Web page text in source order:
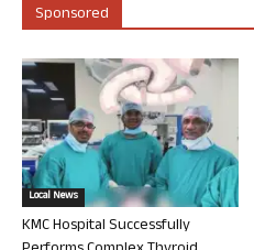
Sponsored
Local News
KMC Hospital Successfully